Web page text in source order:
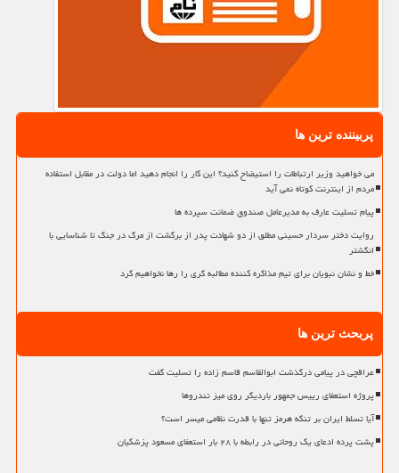
پربیننده ترین ها
می خواهید وزیر ارتباطات را استیضاح کنید؟ این کار را انجام دهید اما دولت در مقابل استفاده
مردم از اینترنت کوتاه نمی آید
پیام تسلیت عارف به مدیرعامل صندوق ضمانت سپرده ها
روایت دختر سردار حسینی مطلق از دو شهادت پدر از برگشت از مرگ در جنگ تا شناسایی با
انگشتر
خط و نشان نبویان برای تیم مذاکره کننده مطالبه گری را رها نخواهیم کرد
پربحث ترین ها
عراقچی در پیامی درگذشت ابوالقاسم قاسم زاده را تسلیت گفت
پروژه استعفای رییس جمهور باردیگر روی میز تندروها
آیا تسلط ایران بر تنگه هرمز تنها با قدرت نظامی میسر است؟
پشت پرده ادعای یک روحانی در رابطه با ۲۸ بار استعفای مسعود پزشکیان